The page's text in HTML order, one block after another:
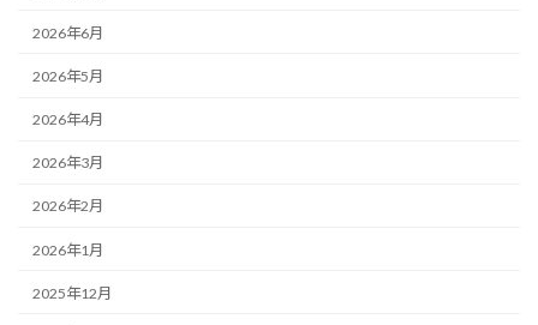
2026年6月
2026年5月
2026年4月
2026年3月
2026年2月
2026年1月
2025年12月